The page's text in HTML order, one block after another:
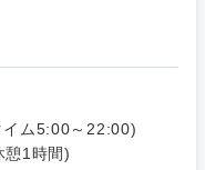
イム5:00～22:00)
憩1時間)